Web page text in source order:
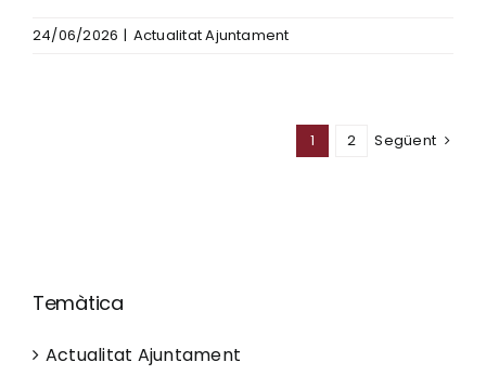
24/06/2026 | Actualitat Ajuntament
1 2 Següent
Temàtica
Actualitat Ajuntament